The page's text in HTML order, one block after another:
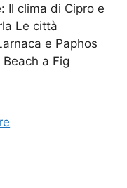
Il clima di Cipro e
Le città
e Paphos
a Fig